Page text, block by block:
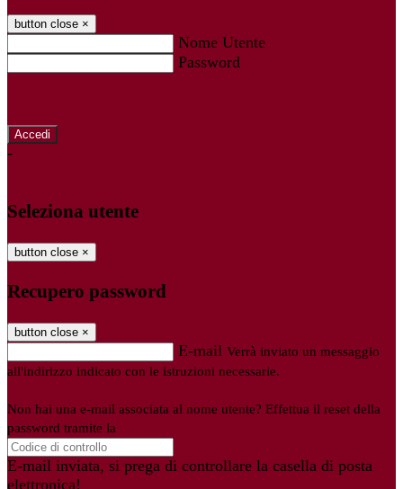
button close ×
Nome Utente
Password
-
Seleziona utente
button close ×
Recupero password
button close ×
E-mail Verrà inviato un messaggio
all'indirizzo indicato con le istruzioni necessarie.
Non hai una e-mail associata al nome utente? Effettua il reset della
password tramite la
E-mail inviata, si prega di controllare la casella di posta
elettronica!